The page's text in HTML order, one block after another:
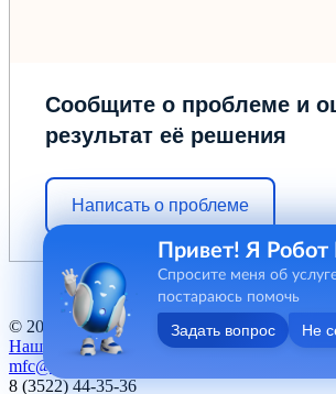
Сообщите о проблеме и
результат её решения
Написать о проблеме
© 2012 - 2026 ГБУ "МФЦ" Курганской
Наш баннер
mfc@kurganobl.ru
8 (3522) 44-35-36
Привет! Я
Спросите меня об
постараюсь помочь
Задать вопрос Не